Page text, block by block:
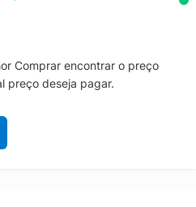
Comprar encontrar o preço
preço deseja pagar.